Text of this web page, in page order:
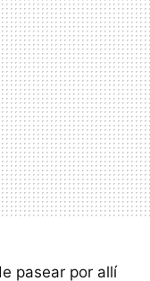
pasear por allí